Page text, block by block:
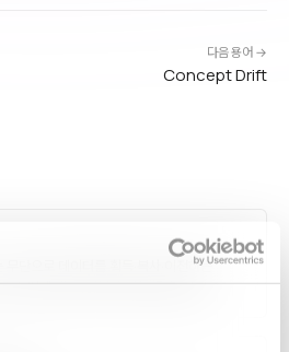
다음 용어 →
Concept Drift
으로 데이터를 획득·복사·이전하는
싱, 맬웨어)과 내부자 위협(권한 남용,
호화, 접근 제어, 이상 탐지, 직원 교육이